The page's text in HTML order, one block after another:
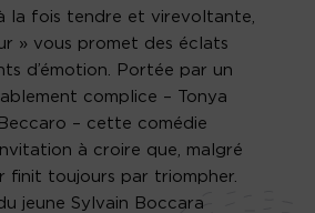
la fois tendre et virevoltante,
» vous promet des éclats
d’émotion. Portée par un
complice – Tonya
– cette comédie
à croire que, malgré
finit toujours par triompher.
jeune Sylvain Boccara